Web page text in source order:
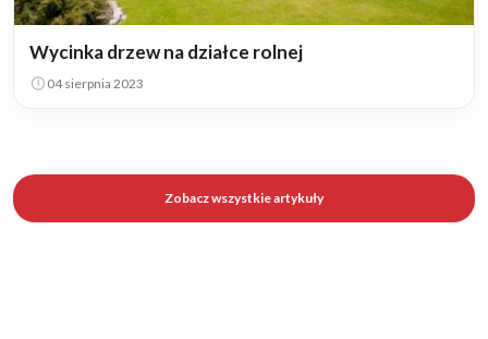
Wycinka drzew na działce rolnej
04 sierpnia 2023
Zobacz wszystkie artykuły